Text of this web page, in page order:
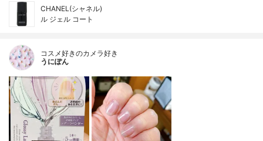
CHANEL(シャネル)
ル ジェル コート
コスメ好きのカメラ好き
うにぽん